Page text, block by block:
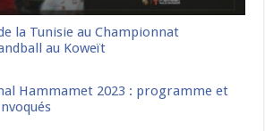
la Tunisie au Championnat
au Koweït
Hammamet 2023 : programme et